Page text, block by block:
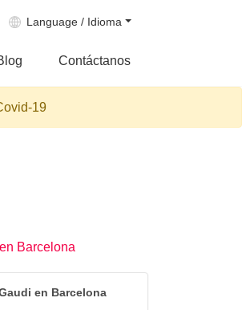
Language / Idioma
Contáctanos
19
Barcelona
en Barcelona